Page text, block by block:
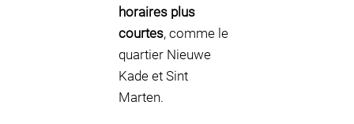
horaires plus
courtes, comme le
quartier Nieuwe
Kade et Sint
Marten.